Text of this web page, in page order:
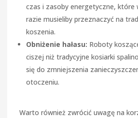
czas i zasoby energetyczne, które
razie musieliby przeznaczyć na
koszenia.
Obniżenie hałasu: Roboty
ciszej niż tradycyjne kosiarki
się do zmniejszenia
otoczeniu.
Warto również zwrócić uwagę na